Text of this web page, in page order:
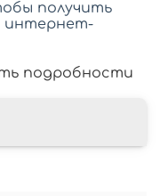
получить
интернет-
подробности